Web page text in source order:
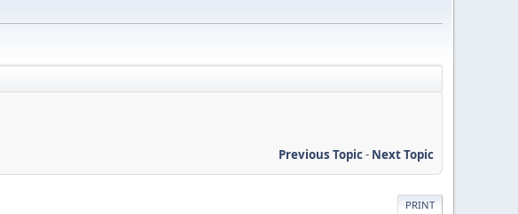
Previous Topic- Next Topic
PRINT